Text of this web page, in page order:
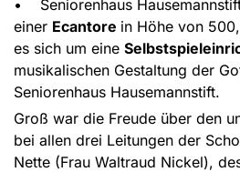
• Seniorenhaus
einer Ecantore in Höhe von
es sich um eine
musikalischen Gestaltung der
Seniorenhaus Hausemannstift.
Groß war die Freude über den
bei allen drei Leitungen der
Nette (Frau Waltraud Nickel),